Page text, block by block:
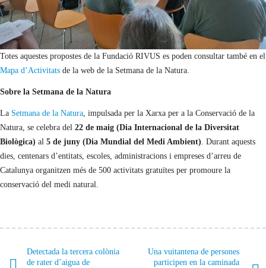
Totes aquestes propostes de la Fundació RIVUS es poden consultar també en el
Mapa d’Activitats de la web de la Setmana de la Natura.
Sobre la Setmana de la Natura
La Setmana de la Natura, impulsada per la Xarxa per a la Conservació de la
Natura, se celebra del 22 de maig (Dia Internacional de la Diversitat
Biològica) al 5 de juny (Dia Mundial del Medi Ambient). Durant aquests
dies, centenars d’entitats, escoles, administracions i empreses d’arreu de
Catalunya organitzen més de 500 activitats gratuïtes per promoure la
conservació del medi natural.
Detectada la tercera colònia
de rater d’aigua de
Una vuitantena de persones
participen en la caminada